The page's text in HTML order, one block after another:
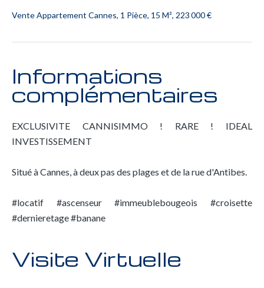
Vente Appartement Cannes, 1 Pièce, 15 M², 223 000 €
Informations
complémentaires
EXCLUSIVITE CANNISIMMO ! RARE ! IDEAL
INVESTISSEMENT
Situé à Cannes, à deux pas des plages et de la rue d'Antibes.
#locatif #ascenseur #immeublebougeois #croisette
#dernieretage #banane
Visite Virtuelle